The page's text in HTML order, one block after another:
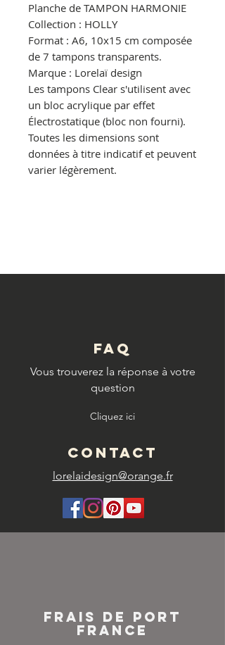
Planche de TAMPON HARMONIE
Collection : HOLLY
Format : A6, 10x15 cm composée
de 7 tampons transparents.
Marque : Lorelaï design
Les tampons Clear s'utilisent avec
un bloc acrylique par effet
Électrostatique (bloc non fourni).
Toutes les dimensions sont
données à titre indicatif et peuvent
varier légèrement.
FAQ
Vous trouverez la réponse à votre
question
Cliquez ici
CONTACT
lorelaidesign@orange.fr
FRAIS DE PORT
FRANCE